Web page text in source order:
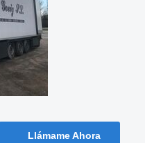
Llámame Ahora